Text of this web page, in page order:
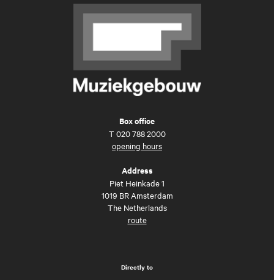
Box office
T 020 788 2000
opening hours
Address
Piet Heinkade 1
1019 BR Amsterdam
The Netherlands
route
Directly to